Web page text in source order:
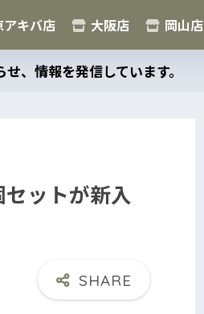
アキバ店 大阪店 岡山店
、情報を発信しています。
ットが新入